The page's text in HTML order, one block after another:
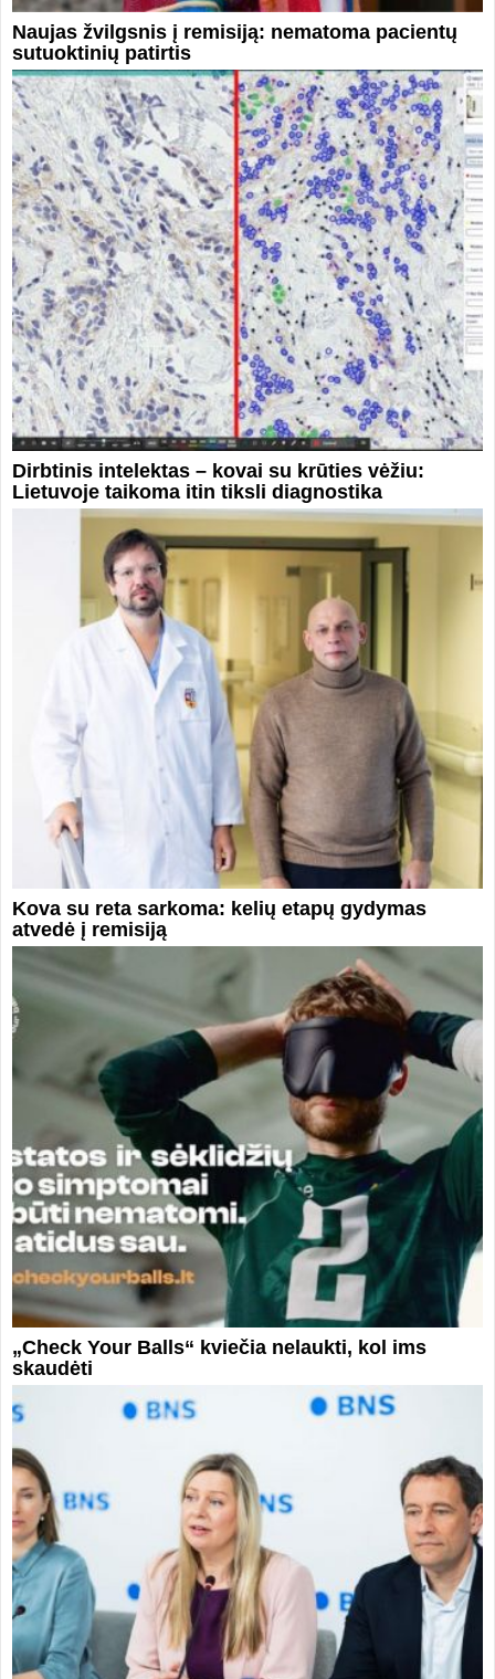
Naujas žvilgsnis į remisiją: nematoma pacientų
sutuoktinių patirtis
Dirbtinis intelektas – kovai su krūties vėžiu:
Lietuvoje taikoma itin tiksli diagnostika
Kova su reta sarkoma: kelių etapų gydymas
atvedė į remisiją
„Check Your Balls“ kviečia nelaukti, kol ims
skaudėti